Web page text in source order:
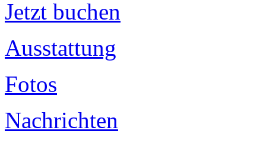
Jetzt buchen
Ausstattung
Fotos
Nachrichten